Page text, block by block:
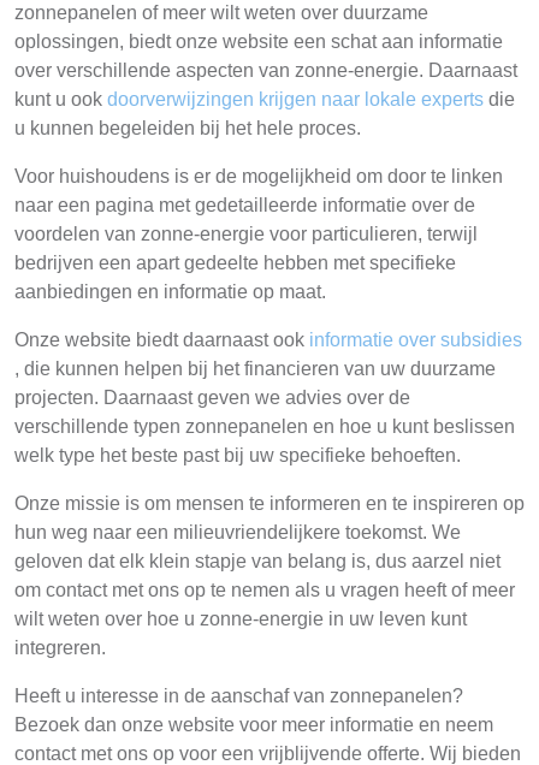
zonnepanelen of meer wilt weten over duurzame
oplossingen, biedt onze website een schat aan informatie
over verschillende aspecten van zonne-energie. Daarnaast
kunt u ook doorverwijzingen krijgen naar lokale experts die
u kunnen begeleiden bij het hele proces.
Voor huishoudens is er de mogelijkheid om door te linken
naar een pagina met gedetailleerde informatie over de
voordelen van zonne-energie voor particulieren, terwijl
bedrijven een apart gedeelte hebben met specifieke
aanbiedingen en informatie op maat.
Onze website biedt daarnaast ook informatie over subsidies
, die kunnen helpen bij het financieren van uw duurzame
projecten. Daarnaast geven we advies over de
verschillende typen zonnepanelen en hoe u kunt beslissen
welk type het beste past bij uw specifieke behoeften.
Onze missie is om mensen te informeren en te inspireren op
hun weg naar een milieuvriendelijkere toekomst. We
geloven dat elk klein stapje van belang is, dus aarzel niet
om contact met ons op te nemen als u vragen heeft of meer
wilt weten over hoe u zonne-energie in uw leven kunt
integreren.
Heeft u interesse in de aanschaf van zonnepanelen?
Bezoek dan onze website voor meer informatie en neem
contact met ons op voor een vrijblijvende offerte. Wij bieden